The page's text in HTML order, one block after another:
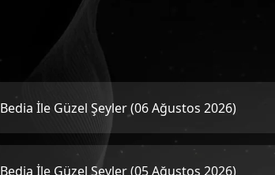
Bedia İle Güzel Şeyler (06 Ağustos 2026)
Bedia İle Güzel Şeyler (05 Ağustos 2026)